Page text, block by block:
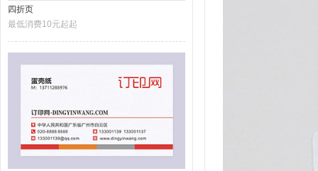
四折页
最低消费10元起起